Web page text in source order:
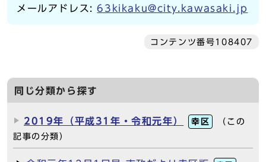
メールアドレス:63kikaku@city.kawasaki.jp
コンテンツ番号108407
同じ分類から探す
2019年（平成31年・令和元年） 幸区
（この
記事の分類）